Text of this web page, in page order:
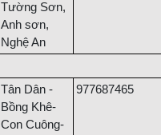
Tường Sơn,
Anh sơn,
Nghệ An
Tân Dân -
Bồng Khê-
Con Cuông-
977687465